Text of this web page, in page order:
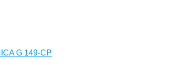
G 149-CP